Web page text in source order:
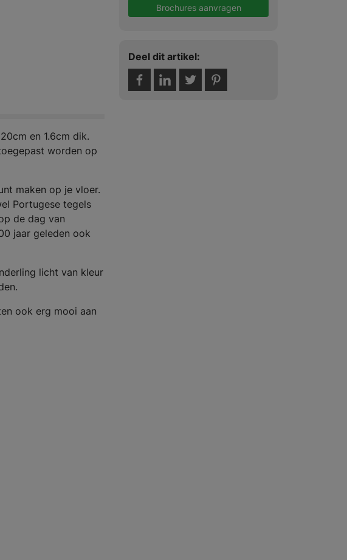
en 1.6cm dik.
worden op
maken op je vloer.
Portugese tegels
de dag van
jaar geleden ook
licht van kleur
ook erg mooi aan
Brochures aanvragen
Deel dit artikel: